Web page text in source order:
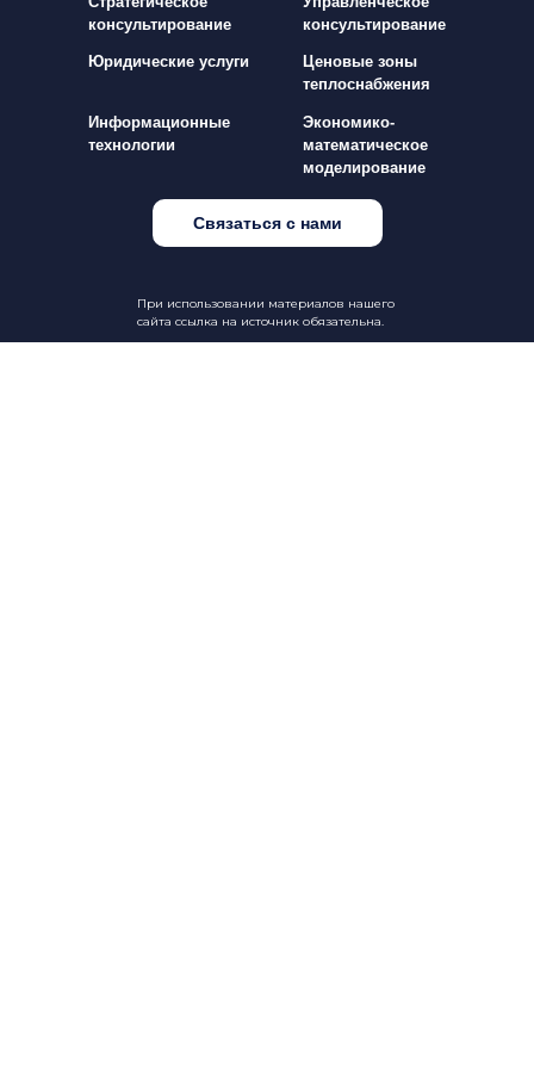
Ценовые зоны
теплоснабжения
консультирование
консультирование
Юридические услуги
Информационные
технологии
Экономико-
математическое
моделирование
Связаться с нами
При использовании материалов нашего
сайта ссылка на источник обязательна.